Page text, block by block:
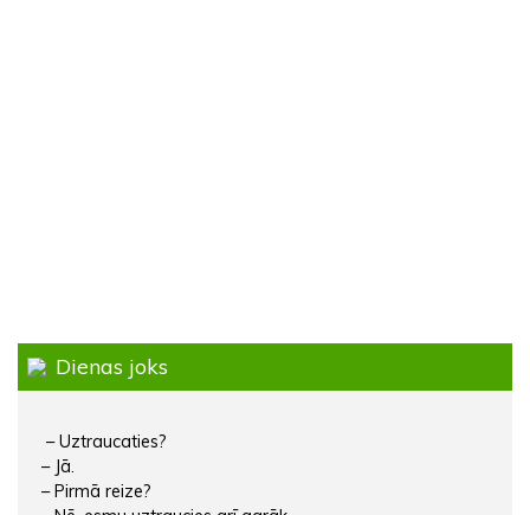
Dienas joks
– Uztraucaties?
– Jā.
– Pirmā reize?